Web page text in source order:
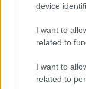
device
I want to
related to
I want to
related to